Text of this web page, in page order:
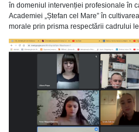
în domeniul intervenției profesionale în
Academiei „Ștefan cel Mare” în
morale prin prisma respectării cadrului